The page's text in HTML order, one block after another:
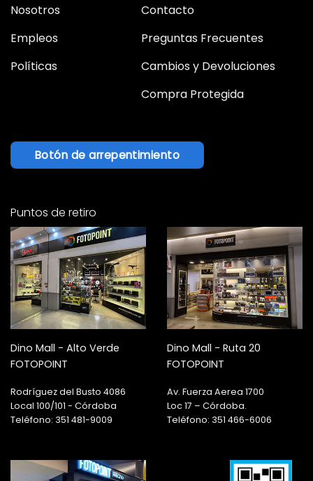
Nosotros
Empleos
Políticas
Contacto
Preguntas Frecuentes
Cambios y Devoluciones
Compra Protegida
Botón de arrepentimiento
Puntos de retiro
Dino Mall - Alto Verde
FOTOPOINT
Rodríguez del Busto 4086
Local 100/101 - Córdoba
Teléfono: 351 481-9009
Dino Mall - Ruta 20
FOTOPOINT
Av. Fuerza Aerea 1700
Loc 17 – Córdoba.
Teléfono: 351 466-6006